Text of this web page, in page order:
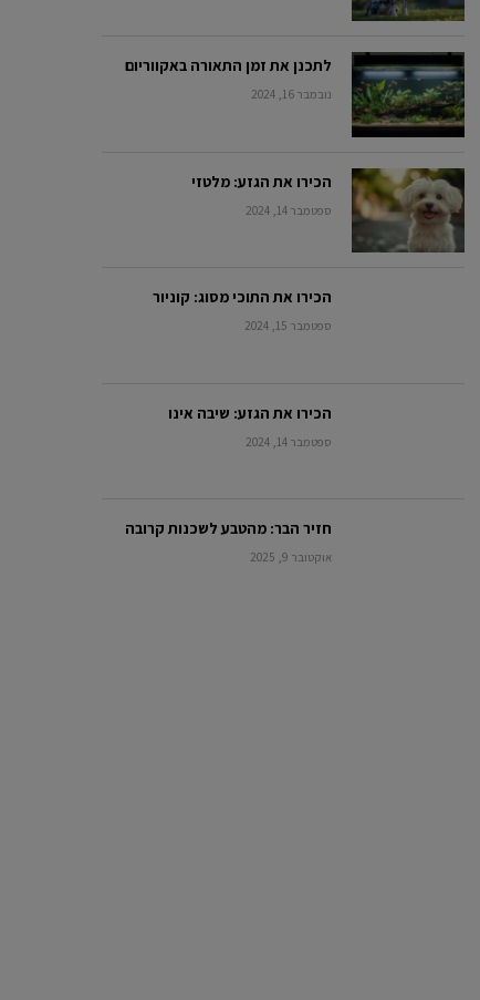
לתכנן את זמן התאורה באקווריום
נובמבר 16, 2024
הכירו את הגזע: מלטזי
ספטמבר 14, 2024
הכירו את התוכי מסוג: קוניור
ספטמבר 15, 2024
הכירו את הגזע: שיבה אינו
ספטמבר 14, 2024
חזיר הבר: מהטבע לשכנות קרובה
אוקטובר 9, 2025